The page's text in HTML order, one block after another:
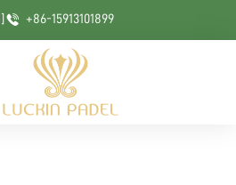
+86-15913101899